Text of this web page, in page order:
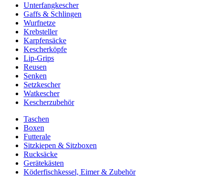
Unterfangkescher
Gaffs & Schlingen
Wurfnetze
Krebsteller
Karpfensäcke
Kescherköpfe
Lip-Grips
Reusen
Senken
Setzkescher
Watkescher
Kescherzubehör
Taschen
Boxen
Futterale
Sitzkiepen & Sitzboxen
Rucksäcke
Gerätekästen
Köderfischkessel, Eimer & Zubehör